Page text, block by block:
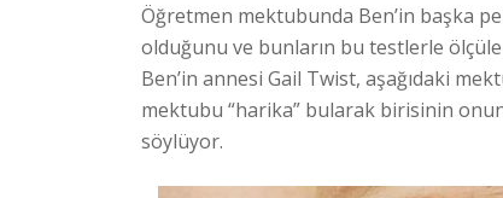
Öğretmen mektubunda Ben’in başka
olduğunu ve bunların bu testlerle
Ben’in annesi Gail Twist, aşağıdaki
mektubu “harika” bularak birisinin
söylüyor.